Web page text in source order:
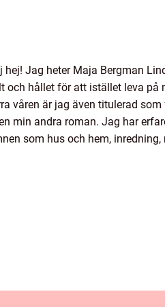
hej! Jag heter Maja Bergman
och hållet för att istället leva på
våren är jag även titulerad
min andra roman. Jag har
som hus och hem,